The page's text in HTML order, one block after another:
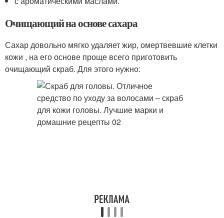
Очищающий на основе сахара
Сахар довольно мягко удаляет жир, омертвевшие клетки
кожи , на его основе проще всего приготовить
очищающий скраб. Для этого нужно: